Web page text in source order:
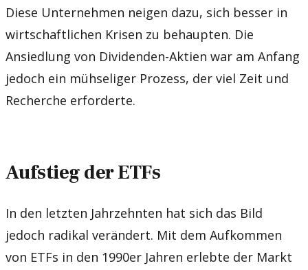
Diese Unternehmen neigen dazu, sich besser in
wirtschaftlichen Krisen zu behaupten. Die
Ansiedlung von Dividenden-Aktien war am Anfang
jedoch ein mühseliger Prozess, der viel Zeit und
Recherche erforderte.
Aufstieg der ETFs
In den letzten Jahrzehnten hat sich das Bild
jedoch radikal verändert. Mit dem Aufkommen
von ETFs in den 1990er Jahren erlebte der Markt